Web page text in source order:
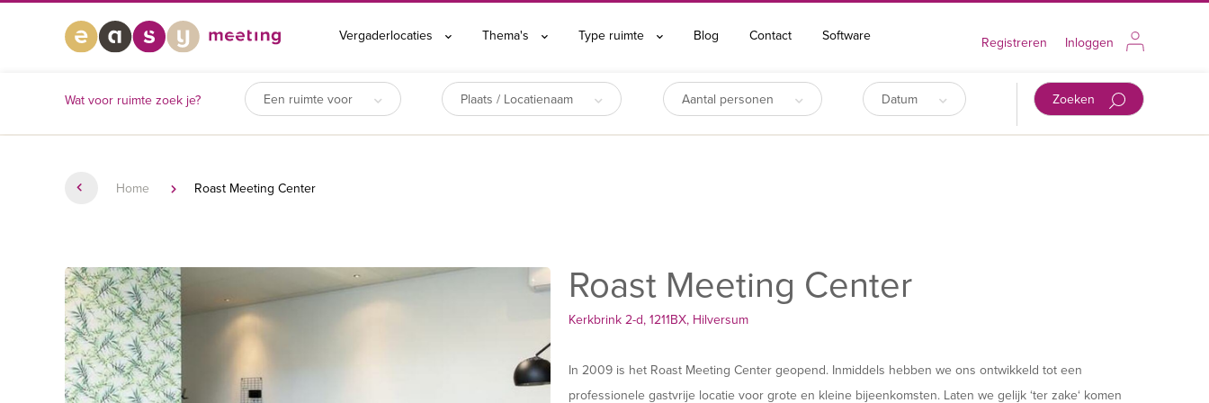
Vergaderlocaties Thema's Type ruimte Blog Contact Software Registreren Inloggen
Wat voor ruimte zoek je? Een ruimte voor Plaats / Locatienaam Aantal personen Datum Zoeken
Home Roast Meeting Center
Roast Meeting Center
Kerkbrink 2-d, 1211BX, Hilversum
In 2009 is het Roast Meeting Center geopend. Inmiddels hebben we ons ontwikkeld tot een
professionele gastvrije locatie voor grote en kleine bijeenkomsten. Laten we gelijk ‘ter zake‘ komen